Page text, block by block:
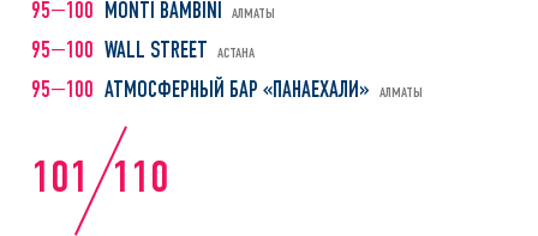
95—100 MONTI BAMBINI АЛМАТЫ
95—100 WALL STREET АСТАНА
95—100 АТМОСФЕРНЫЙ БАР «ПАНАЕХАЛИ» АЛМАТЫ
101 110